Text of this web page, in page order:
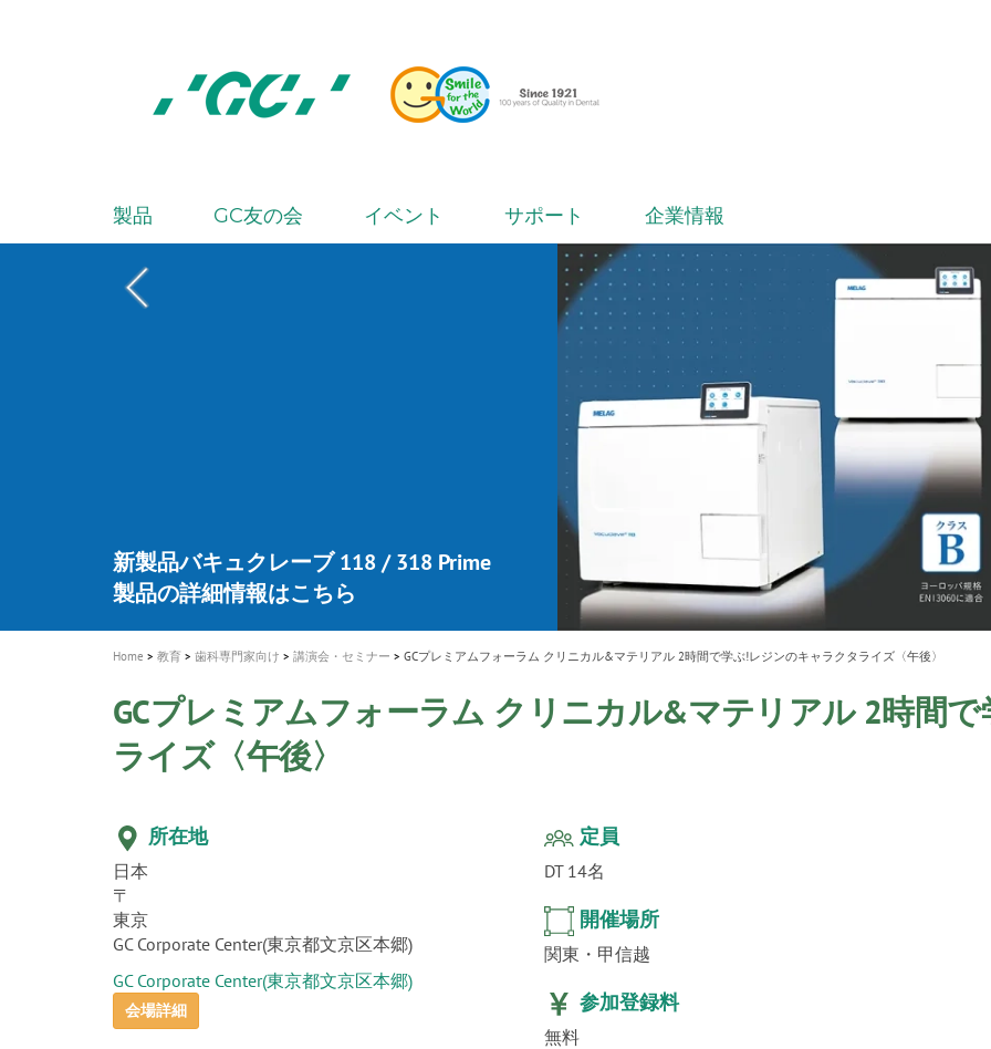
会
社
ー
M
i
o
n
製品 GC友の会 イベント サポート 企業情報
A healthy smile greatly contributes to your
quality of life
新発売 エバーエックス フロー
製品の詳細情報はこちら
「セラスマート テクノロジーブック」公
開
「イニシャル LiSi（リジ）ブロック テクノ
ロジーブック」公開
歯を内部まで白くする
医療ホワイトニング ティオン®
新製品 イオム ナゴミ for DH
専用サイトはこちら
新製品バキュクレーブ 118 / 318 Prime
製品の詳細情報はこちら
インプラント Aadva®
ショートインプラント新発売
GCグループ企業
Home 教育 歯科専門家向け 講演会・セミナー GCプレミアムフォーラム クリニカル&マテリアル 2時間で学ぶ!レジンのキャラクタライズ〈午後〉
GCプレミアムフォーラム クリニカル&マテリアル 2時間
ライズ〈午後〉
所在地
日本
〒
東京
GC Corporate Center(東京都文京区本郷)
GC Corporate Center(東京都文京区本郷)
会場詳細
定員
DT 14名
開催場所
関東・甲信越
参加登録料
無料